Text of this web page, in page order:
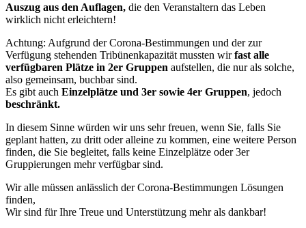
Auszug aus den Auflagen, die den Veranstaltern das Leben
wirklich nicht erleichtern!
Achtung: Aufgrund der Corona-Bestimmungen und der zur
Verfügung stehenden Tribünenkapazität mussten wirfast alle
verfügbaren Plätze in 2er Gruppen aufstellen, die nur als solche,
also gemeinsam, buchbar sind.
Es gibt auch Einzelplätze und 3er sowie 4er Gruppen, jedoch
beschränkt.
In diesem Sinne würden wir uns sehr freuen, wenn Sie, falls Sie
geplant hatten, zu dritt oder alleine zu kommen, eine weitere Person
finden, die Sie begleitet, falls keine Einzelplätze oder 3er
Gruppierungen mehr verfügbar sind.
Wir alle müssen anlässlich der Corona-Bestimmungen Lösungen
finden,
Wir sind für Ihre Treue und Unterstützung mehr als dankbar!